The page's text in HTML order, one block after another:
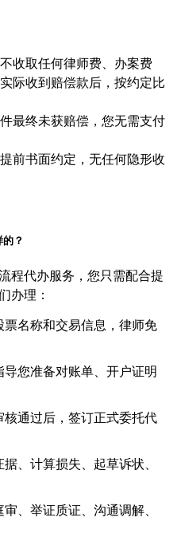
收取任何律师费、办案费
际收到赔偿款后，按约定比
最终未获赔偿，您无需支付
前书面约定，无任何隐形收
？
程代办服务，您只需配合提
办理：
名称和交易信息，律师免
您准备对账单、开户证明
通过后，签订正式委托代
、计算损失、起草诉状、
、举证质证、沟通调解、